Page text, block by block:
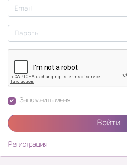
Запомнить меня
Войти
Регистрация